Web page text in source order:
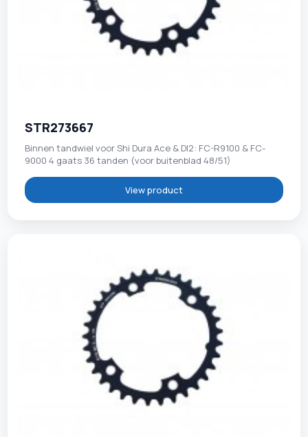
STR273667
Binnen tandwiel voor Shi Dura Ace & DI2: FC-R9100 & FC-
9000 4 gaats 36 tanden (voor buitenblad 48/51)
View product